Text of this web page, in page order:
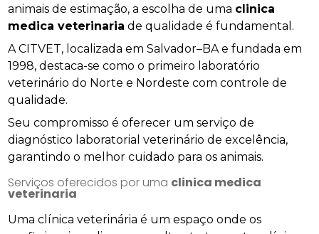
animais de estimação, a escolha de uma clinica
medica veterinaria de qualidade é fundamental.
A CITVET, localizada em Salvador–BA e fundada em
1998, destaca-se como o primeiro laboratório
veterinário do Norte e Nordeste com controle de
qualidade.
Seu compromisso é oferecer um serviço de
diagnóstico laboratorial veterinário de excelência,
garantindo o melhor cuidado para os animais.
Serviços oferecidos por uma clinica medica
veterinaria
Uma clínica veterinária é um espaço onde os